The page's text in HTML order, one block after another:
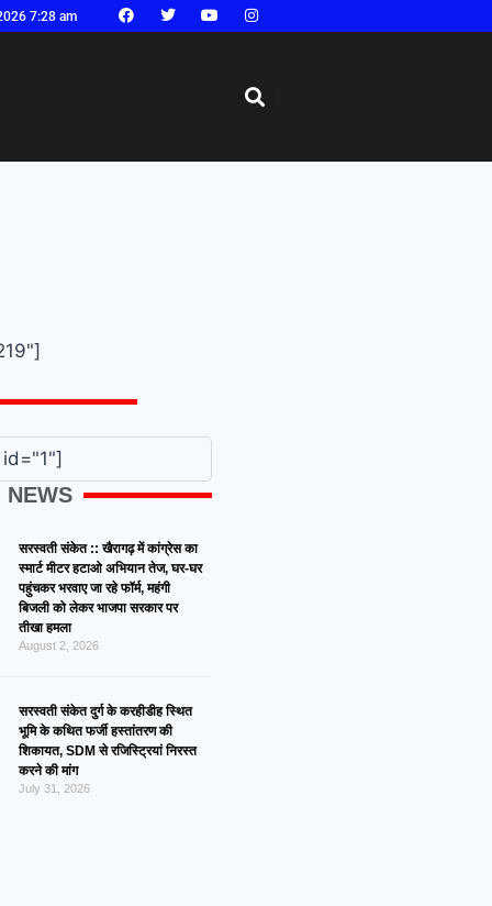
7:28 am
NEWS
सरस्वती संकेत :: खैरागढ़ में कांग्रेस का
स्मार्ट मीटर हटाओ अभियान तेज, घर-घर
पहुंचकर भरवाए जा रहे फॉर्म, महंगी
बिजली को लेकर भाजपा सरकार पर
तीखा हमला
August 2, 2026
सरस्वती संकेत दुर्ग के करहीडीह स्थित
भूमि के कथित फर्जी हस्तांतरण की
शिकायत, SDM से रजिस्ट्रियां निरस्त
करने की मांग
July 31, 2026